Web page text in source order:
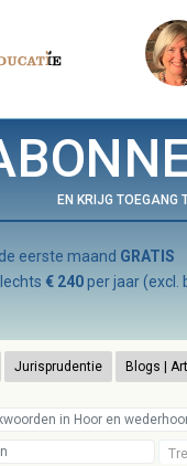
EN KRIJG TOEGANG
eerste maand GRATIS
€ 240per jaar (excl.
Jurisprudentie Blogs |